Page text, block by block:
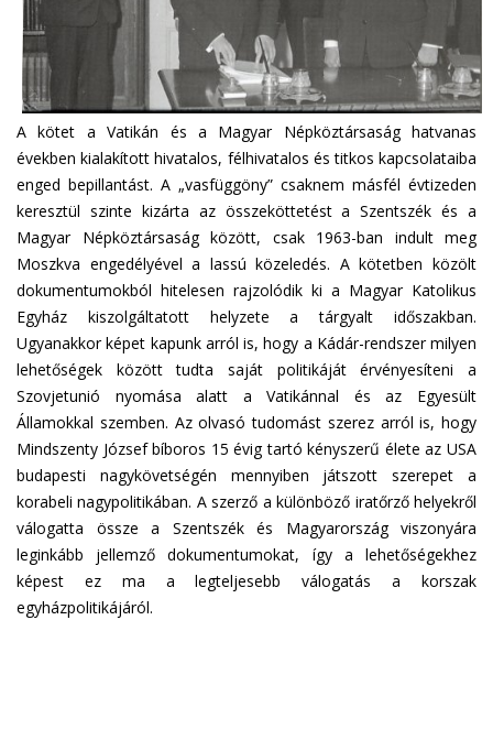
A kötet a Vatikán és a Magyar Népköztársaság hatvanas
években kialakított hivatalos, félhivatalos és titkos kapcsolataiba
enged bepillantást. A „vasfüggöny” csaknem másfél évtizeden
keresztül szinte kizárta az összeköttetést a Szentszék és a
Magyar Népköztársaság között, csak 1963-ban indult meg
Moszkva engedélyével a lassú közeledés. A kötetben közölt
dokumentumokból hitelesen rajzolódik ki a Magyar Katolikus
Egyház kiszolgáltatott helyzete a tárgyalt időszakban.
Ugyanakkor képet kapunk arról is, hogy a Kádár-rendszer milyen
lehetőségek között tudta saját politikáját érvényesíteni a
Szovjetunió nyomása alatt a Vatikánnal és az Egyesült
Államokkal szemben. Az olvasó tudomást szerez arról is, hogy
Mindszenty József bíboros 15 évig tartó kényszerű élete az USA
budapesti nagykövetségén mennyiben játszott szerepet a
korabeli nagypolitikában. A szerző a különböző iratőrző helyekről
válogatta össze a Szentszék és Magyarország viszonyára
leginkább jellemző dokumentumokat, így a lehetőségekhez
képest ez ma a legteljesebb válogatás a korszak
egyházpolitikájáról.